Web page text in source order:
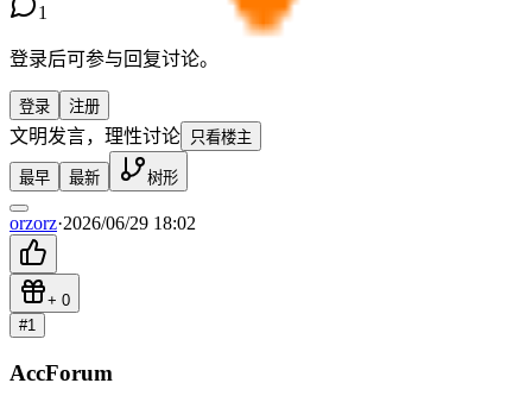
1
登录后可参与回复讨论。
登录 注册
文明发言，理性讨论 只看楼主
最早 最新 树形
orzorz·2026/06/29 18:02
+ 0
#1
AccForum